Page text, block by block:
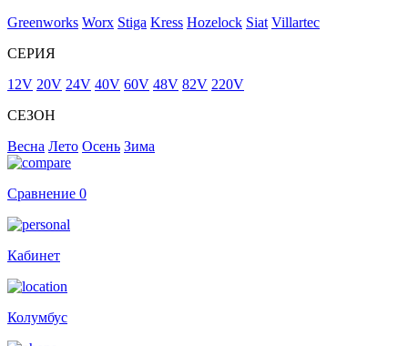
Greenworks Worx Stiga Kress Hozelock Siat Villartec
СЕРИЯ
12V 20V 24V 40V 60V 48V 82V 220V
СЕЗОН
Весна Лето Осень Зима
Сравнение 0
Кабинет
Колумбус